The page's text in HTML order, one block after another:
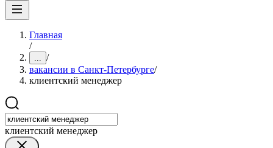
Главная
/
... /
вакансии в Санкт-Петербурге/
клиентский менеджер
клиентский менеджер